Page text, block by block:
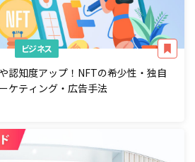
ビジネス
認知度アップ！NFTの希少性・独自
ケティング・広告手法